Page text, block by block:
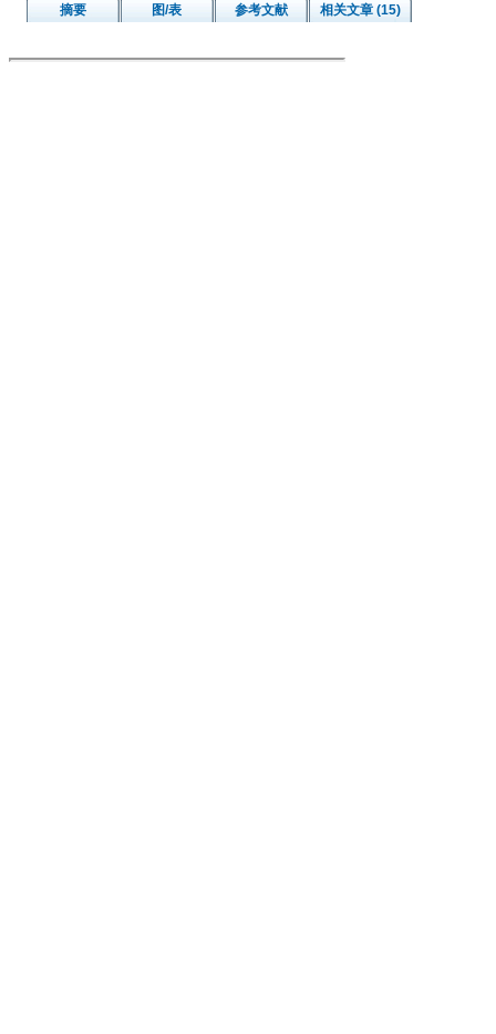
摘要 图/表 参考文献 相关文章 (15)